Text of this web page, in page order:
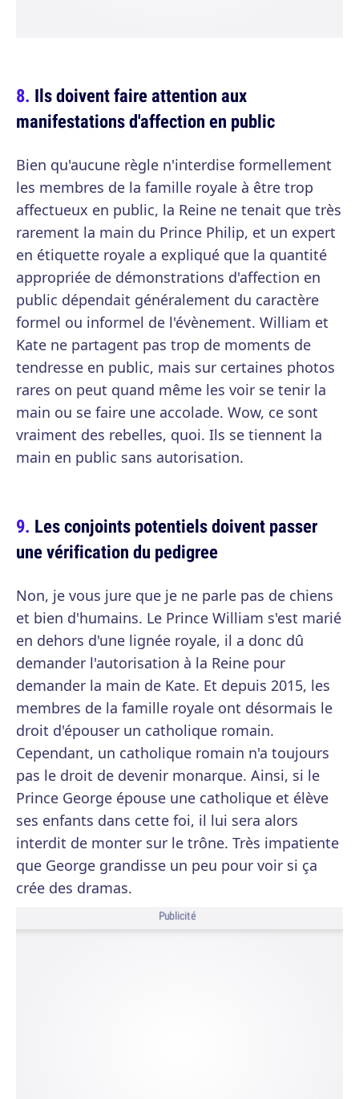
Ils doivent faire attention aux
manifestations d'affection en public
Bien qu'aucune règle n'interdise formellement
les membres de la famille royale à être trop
affectueux en public, la Reine ne tenait que très
rarement la main du Prince Philip, et un expert
en étiquette royale a expliqué que la quantité
appropriée de démonstrations d'affection en
public dépendait généralement du caractère
formel ou informel de l'évènement. William et
Kate ne partagent pas trop de moments de
tendresse en public, mais sur certaines photos
rares on peut quand même les voir se tenir la
main ou se faire une accolade. Wow, ce sont
vraiment des rebelles, quoi. Ils se tiennent la
main en public sans autorisation.
Les conjoints potentiels doivent passer
une vérification du pedigree
Non, je vous jure que je ne parle pas de chiens
et bien d'humains. Le Prince William s'est marié
en dehors d'une lignée royale, il a donc dû
demander l'autorisation à la Reine pour
demander la main de Kate. Et depuis 2015, les
membres de la famille royale ont désormais le
droit d'épouser un catholique romain.
Cependant, un catholique romain n'a toujours
pas le droit de devenir monarque. Ainsi, si le
Prince George épouse une catholique et élève
ses enfants dans cette foi, il lui sera alors
interdit de monter sur le trône. Très impatiente
que George grandisse un peu pour voir si ça
crée des dramas.
Publicité